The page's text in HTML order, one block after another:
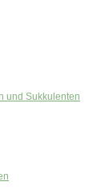
und Sukkulenten